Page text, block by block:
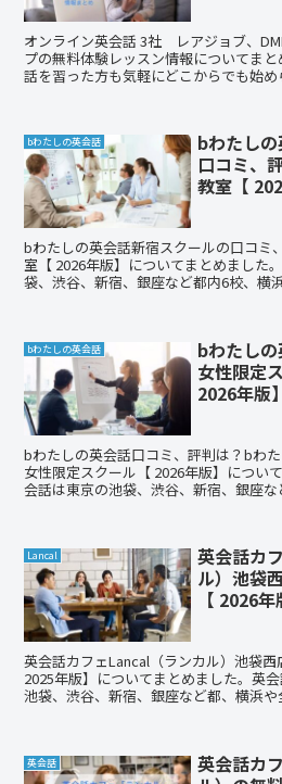
オンライン英会話 3社 レアジョブ、
プの無料体験レッスン情報についてま
話を習った方も気軽にどこからでも始
bわたしの英会話
bわたし
口コミ、
教室【
bわたしの英会話新宿スクールの口コミ
室【 2026年版】についてまとめました
袋、渋谷、新宿、銀座など都内6校、横
bわたしの英会話
bわたし
女性限定
2026年版】
bわたしの英会話口コミ、評判は？bわ
女性限定スクール【 2026年版】につい
会話は東京の池袋、渋谷、新宿、銀座
Lancal
英会話カ
ル）池袋
【 2026年
英会話カフェLancal（ランカル）池袋
2025年版】についてまとめました。英
池袋、渋谷、新宿、銀座など都、横浜
英会話
英会話カ